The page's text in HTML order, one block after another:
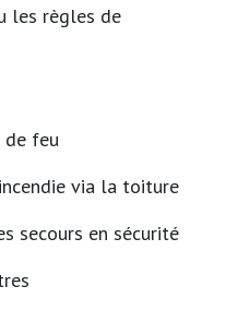
les règles de
feu
via la toiture
secours en sécurité